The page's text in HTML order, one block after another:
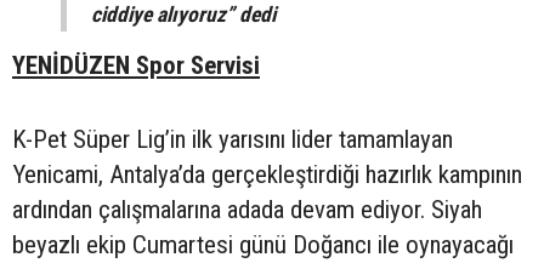
ciddiye alıyoruz” dedi
YENİDÜZEN Spor Servisi
K-Pet Süper Lig’in ilk yarısını lider tamamlayan
Yenicami, Antalya’da gerçekleştirdiği hazırlık kampının
ardından çalışmalarına adada devam ediyor. Siyah
beyazlı ekip Cumartesi günü Doğancı ile oynayacağı